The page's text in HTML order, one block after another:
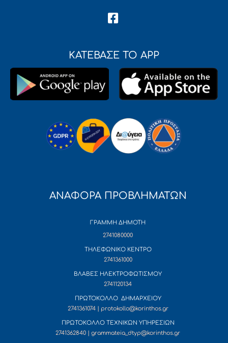
ΚΑΤΕΒΑΣΕ ΤΟ APP
ΑΝΑΦΟΡΑ ΠΡΟΒΛΗΜΑΤΩΝ
ΓΡΑΜΜΗ ΔΗΜΟΤΗ
2741080000
ΤΗΛΕΦΩΝΙΚΟ ΚΕΝΤΡΟ
2741361000
ΒΛΑΒΕΣ ΗΛΕΚΤΡΟΦΩΤΙΣΜΟΥ
2741120134
ΠΡΩΤΟΚΟΛΛΟ ΔΗΜΑΡΧΕΙΟΥ
2741361074 | protokollo@korinthos.gr
ΠΡΩΤΟΚΟΛΛΟ ΤΕΧΝΙΚΩΝ ΥΠΗΡΕΣΙΩΝ
2741362840 | grammateia_dtyp@korinthos.gr